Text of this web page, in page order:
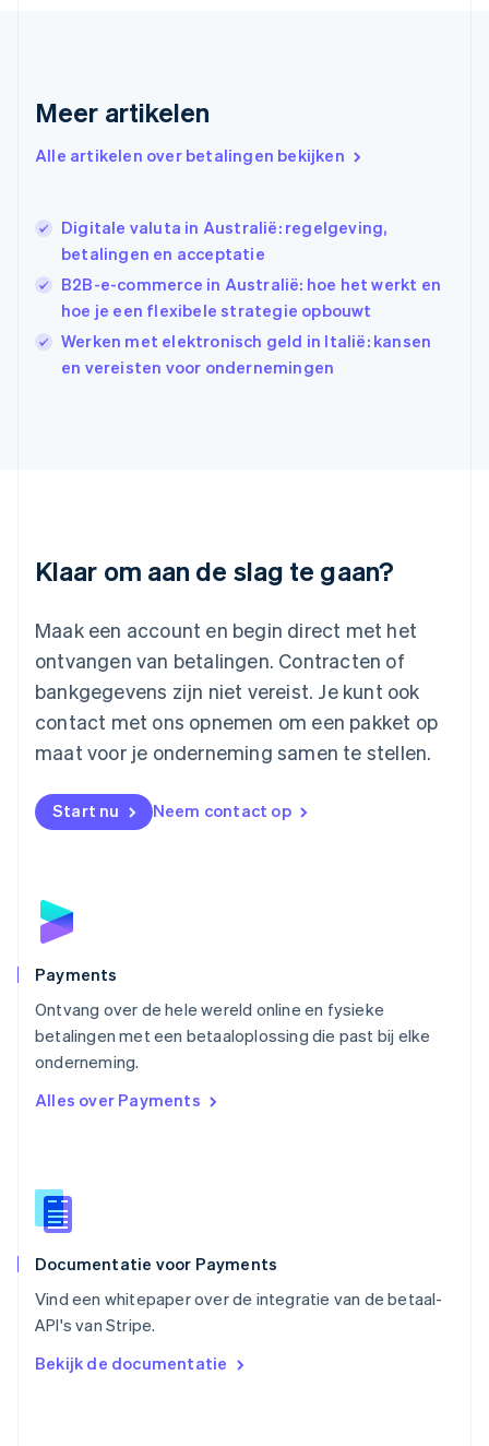
Meer artikelen
Alle artikelen over betalingen bekijken
Digitale valuta in Australië: regelgeving,
betalingen en acceptatie
B2B-e-commerce in Australië: hoe het werkt en
hoe je een flexibele strategie opbouwt
Werken met elektronisch geld in Italië: kansen
en vereisten voor ondernemingen
Klaar om aan de slag te gaan?
Maak een account en begin direct met het
ontvangen van betalingen. Contracten of
bankgegevens zijn niet vereist. Je kunt ook
contact met ons opnemen om een pakket op
maat voor je onderneming samen te stellen.
Start nu Neem contact op
Payments
Ontvang over de hele wereld online en fysieke
betalingen met een betaaloplossing die past bij elke
onderneming.
Alles over Payments
Documentatie voor Payments
Vind een whitepaper over de integratie van de betaal-
API's van Stripe.
Bekijk de documentatie
Hongarije
Hongkong SAR, China
English
India
English
Italië
Italiano English
日本語English
Kroatië
FrançaisDeutschEnglish
English
Malta
English
Mexico
Nederland
NederlandsEnglish
English
Noorwegen
Polen
English
Português
English
Singapore
English简体中文
EnglishItaliano
Español
Thailand
Tsjechië
Vasteland van China
简体中文English
English